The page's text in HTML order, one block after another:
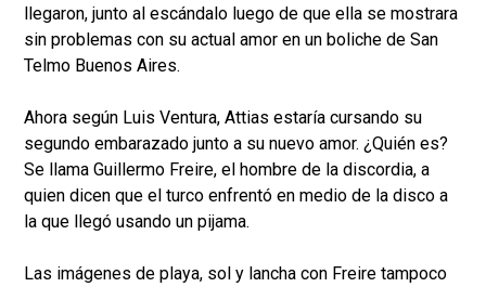
llegaron, junto al escándalo luego de que ella se mostrara
sin problemas con su actual amor en un boliche de San
Telmo Buenos Aires.
Ahora según Luis Ventura, Attias estaría cursando su
segundo embarazado junto a su nuevo amor. ¿Quién es?
Se llama Guillermo Freire, el hombre de la discordia, a
quien dicen que el turco enfrentó en medio de la disco a
la que llegó usando un pijama.
Las imágenes de playa, sol y lancha con Freire tampoco